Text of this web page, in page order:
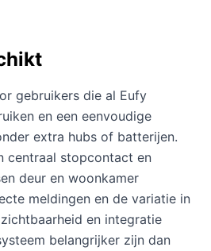
gebruikers die al Eufy
en een eenvoudige
extra hubs of batterijen.
centraal stopcontact en
deur en woonkamer
meldingen en de variatie in
en integratie
belangrijker zijn dan